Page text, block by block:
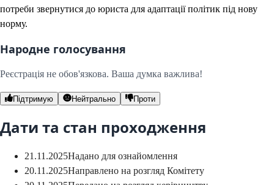
потреби звернутися до юриста для адаптації політик під нову
норму.
Народне голосування
Реєстрація не обов'язкова. Ваша думка важлива!
Підтримую Нейтрально Проти
Дати та стан проходження
21.11.2025Надано для ознайомлення
20.11.2025Направлено на розгляд Комітету